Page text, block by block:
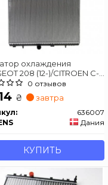
охлаждения
208 (12-)/CITROEN C-
(12-) 0 отзывов
₴ завтра
636007
Дания
КУПИТЬ